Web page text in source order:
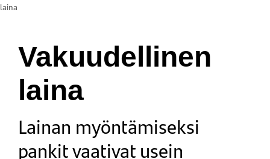
laina
Vakuudellinen
laina
Lainan myöntämiseksi
pankit vaativat usein